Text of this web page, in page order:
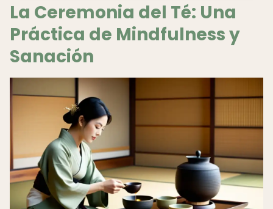
La Ceremonia del Té: Una
Práctica de Mindfulness y
Sanación